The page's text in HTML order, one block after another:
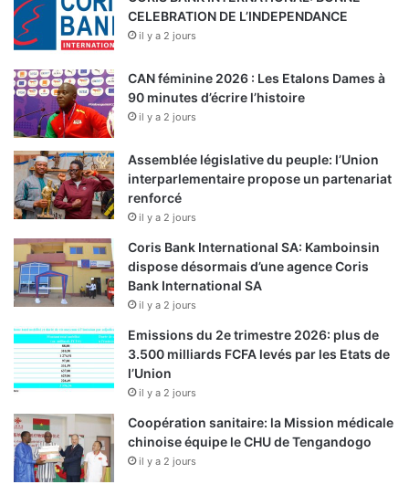
CELEBRATION DE L’INDEPENDANCE
il y a 2 jours
CAN féminine 2026 : Les Etalons Dames à
90 minutes d’écrire l’histoire
il y a 2 jours
Assemblée législative du peuple: l’Union
interparlementaire propose un partenariat
renforcé
il y a 2 jours
Coris Bank International SA: Kamboinsin
dispose désormais d’une agence Coris
Bank International SA
il y a 2 jours
Emissions du 2e trimestre 2026: plus de
3.500 milliards FCFA levés par les Etats de
l’Union
il y a 2 jours
Coopération sanitaire: la Mission médicale
chinoise équipe le CHU de Tengandogo
il y a 2 jours